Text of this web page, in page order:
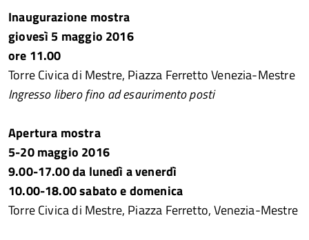
Inaugurazione mostra
giovesì 5 maggio 2016
ore 11.00
Torre Civica di Mestre, Piazza Ferretto Venezia-Mestre
Ingresso libero fino ad esaurimento posti
Apertura mostra
5-20 maggio 2016
9.00-17.00 da lunedì a venerdì
10.00-18.00 sabato e domenica
Torre Civica di Mestre, Piazza Ferretto, Venezia-Mestre